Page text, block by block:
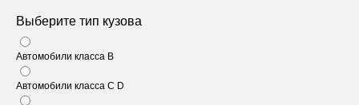
Выберите тип кузова
Автомобили класса B
Автомобили класса C D